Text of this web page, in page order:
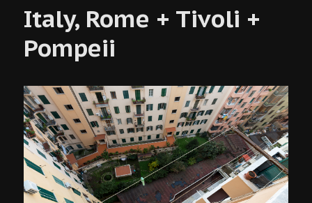
Italy, Rome + Tivoli +
Pompeii